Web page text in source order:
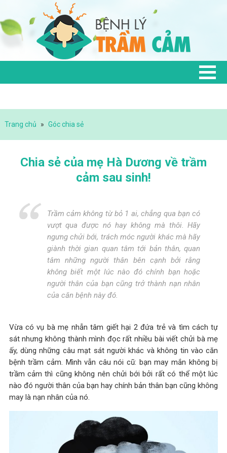
Trang chủ » Góc chia sẻ
Chia sẻ của mẹ Hà Dương về trầm
cảm sau sinh!
Trầm cảm không từ bỏ 1 ai, chẳng qua bạn có
vượt qua được nó hay không mà thôi. Hãy
ngưng chửi bới, trách móc người khác mà hãy
giành thời gian quan tâm tới bản thân, quan
tâm những người thân bên cạnh bởi rằng
không biết một lúc nào đó chính bạn hoặc
người thân của bạn cũng trở thành nạn nhân
của căn bệnh này đó.
Vừa có vụ bà mẹ nhẫn tâm giết hại 2 đứa trẻ và tìm cách tự
sát nhưng không thành mình đọc rất nhiều bài viết chửi bà mẹ
ấy, dùng những câu mạt sát người khác và không tin vào căn
bệnh trầm cảm. Mình vẫn câu nói cũ: bạn may mắn không bị
trầm cảm thì cũng không nên chửi bới bởi rất có thể một lúc
nào đó người thân của bạn hay chính bản thân bạn cũng không
may là nạn nhân của nó.